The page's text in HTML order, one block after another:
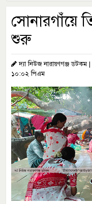
সোনারগাঁয়ে
শুরু
দ্যা নিউজ নারায়ণগঞ্জ ডটকম |
১০:০২ পিএম